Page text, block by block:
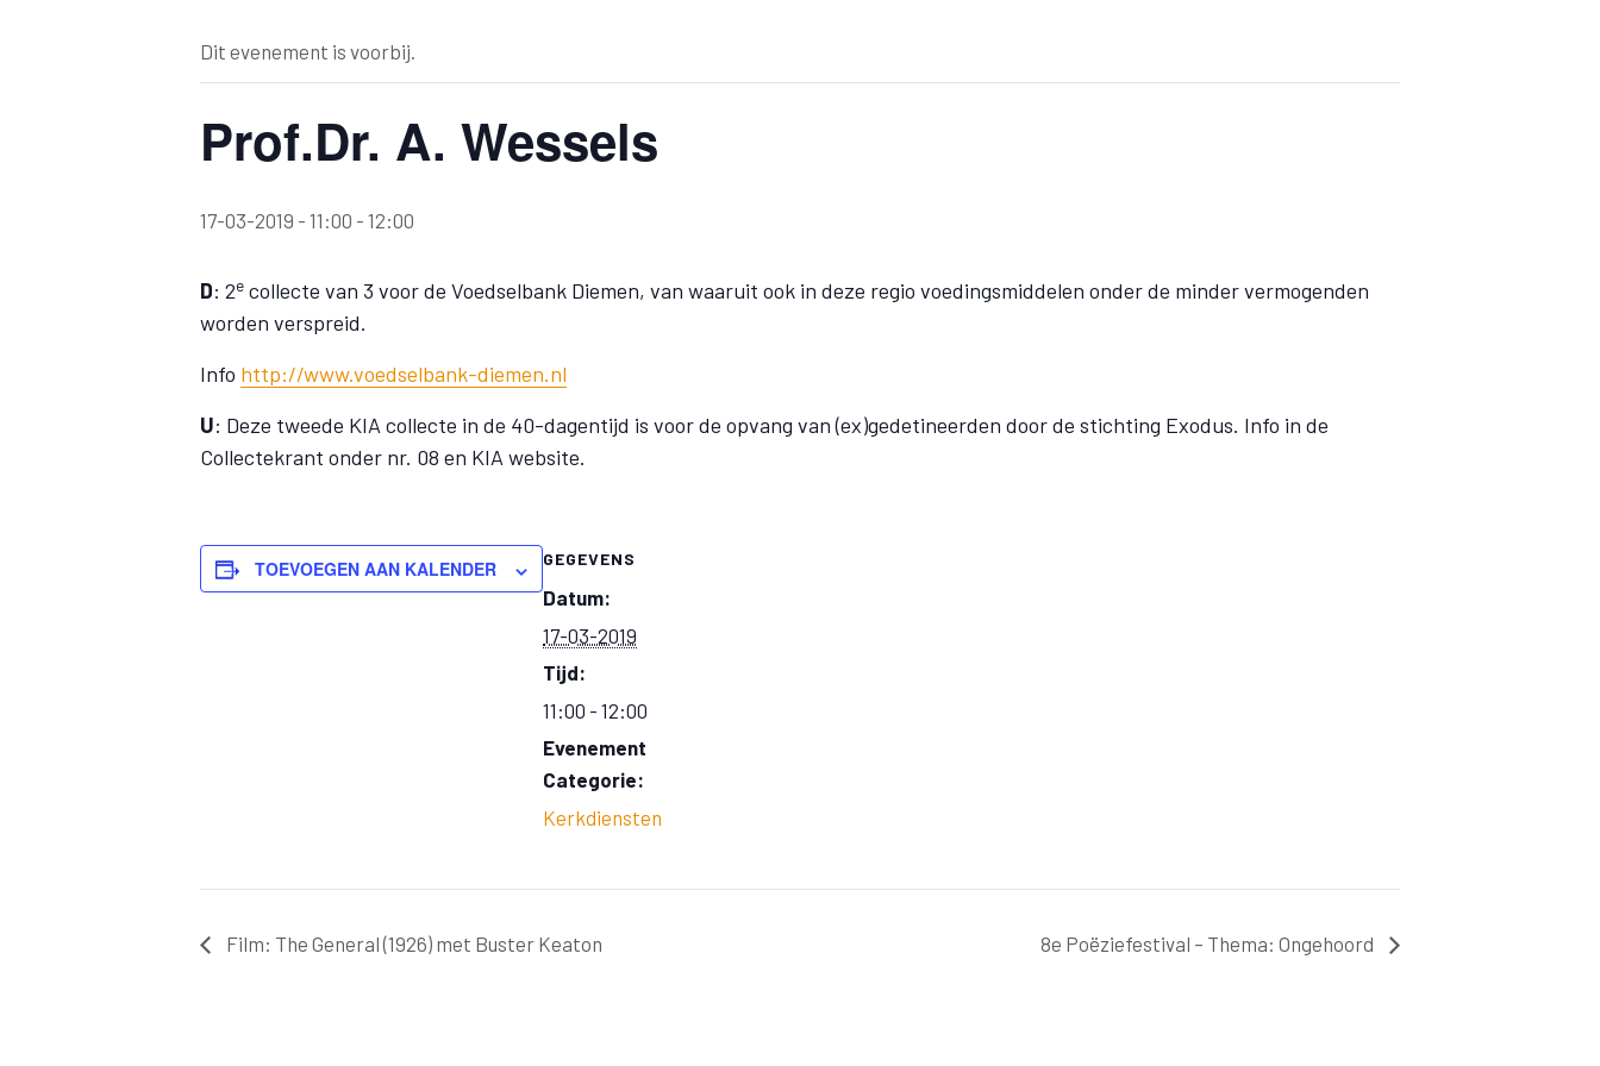
Dit evenement is voorbij.
Prof.Dr. A. Wessels
17-03-2019 - 11:00 - 12:00
D: 2e collecte van 3 voor de Voedselbank Diemen, van waaruit ook in deze regio voedingsmiddelen onder de minder vermogenden
worden verspreid.
Info http://www.voedselbank-diemen.nl
U: Deze tweede KIA collecte in de 40-dagentijd is voor de opvang van (ex)gedetineerden door de stichting Exodus. Info in de
Collectekrant onder nr. 08 en KIA website.
TOEVOEGEN AAN KALENDER GEGEVENS
Datum:
17-03-2019
Tijd:
11:00 - 12:00
Evenement
Categorie:
Kerkdiensten
Film: The General (1926) met Buster Keaton 8e Poëziefestival – Thema: Ongehoord